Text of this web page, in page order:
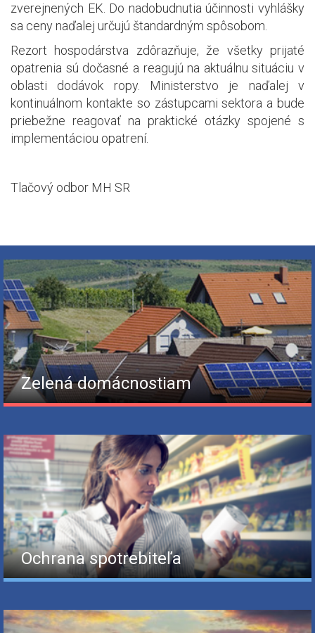
zverejnených EK. Do nadobudnutia účinnosti vyhlášky
sa ceny naďalej určujú štandardným spôsobom.
Rezort hospodárstva zdôrazňuje, že všetky prijaté
opatrenia sú dočasné a reagujú na aktuálnu situáciu v
oblasti dodávok ropy. Ministerstvo je naďalej v
kontinuálnom kontakte so zástupcami sektora a bude
priebežne reagovať na praktické otázky spojené s
implementáciou opatrení.
Tlačový odbor MH SR
Zelená domácnostiam
Ochrana spotrebiteľa